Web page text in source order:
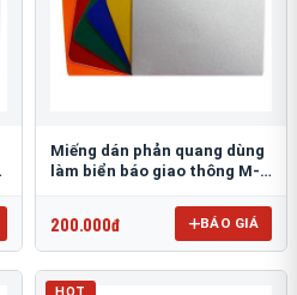
Miếng dán phản quang dùng
làm biển báo giao thông M-
200.000đ BÁO GIÁ